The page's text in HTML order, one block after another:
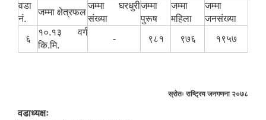
वडा
नं.
जम्मा क्षेत्रफल
जम्मा घरधुरी
संख्या
जम्मा
पुरूष
जम्मा
महिला
जम्मा
जनसंख्या
६
१०.१३ वर्ग
कि.मि.
- ९८१ ९७६ १९५७
स्राेतः राष्ट्रिय जनगणना २०७८
वडाध्यक्षः